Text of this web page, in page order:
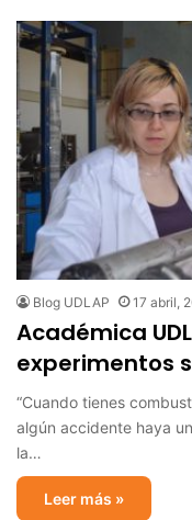
Blog UDLAP 17 abril,
Académica
experimentos
“Cuando tienes
algún accidente haya
la…
Leer más »